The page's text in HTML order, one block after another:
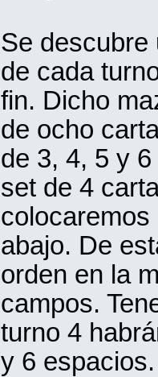
Se descubre
de cada
fin. Dicho
de ocho
de 3, 4, 5 y
set de 4
abajo. De
orden en la
campos.
turno 4
y 6 espacios.